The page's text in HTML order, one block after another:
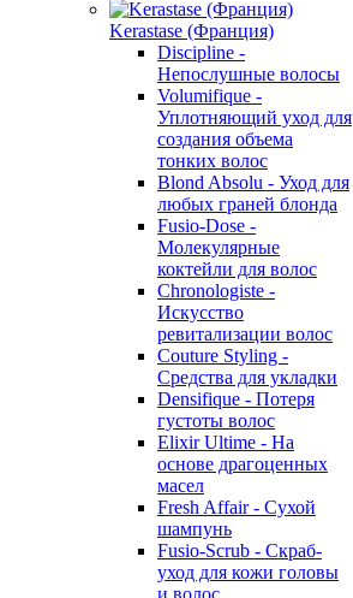
Kerastase (Франция)
Discipline -
Непослушные волосы
Volumifique -
Уплотняющий уход для
создания объема
тонких волос
Blond Absolu - Уход для
любых граней блонда
Fusio-Dose -
Молекулярные
коктейли для волос
Chronologiste -
Искусство
ревитализации волос
Couture Styling -
Средства для укладки
Densifique - Потеря
густоты волос
Elixir Ultime - На
основе драгоценных
масел
Fresh Affair - Сухой
шампунь
Fusio-Scrub - Скраб-
уход для кожи головы
и волос